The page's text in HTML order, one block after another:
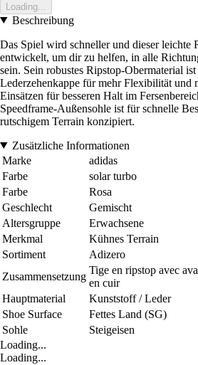
Loading...
Beschreibung
Das Spiel wird schneller und dieser leichte
entwickelt, um dir zu helfen, in alle
sein. Sein robustes Ripstop-Obermaterial
Lederzehenkappe für mehr Flexibilität und
Einsätzen für besseren Halt im
Speedframe-Außensohle ist für schnelle
rutschigem Terrain konzipiert.
Zusätzliche Informationen
Marke
adidas
Farbe
solar turbo
Farbe
Rosa
Geschlecht
Gemischt
Altersgruppe
Erwachsene
Merkmal
Kühnes Terrain
Sortiment
Adizero
Zusammensetzung
Tige en ripstop avec
en cuir
Hauptmaterial
Kunststoff / Leder
Shoe Surface
Fettes Land (SG)
Sohle
Steigeisen
Loading...
Loading...